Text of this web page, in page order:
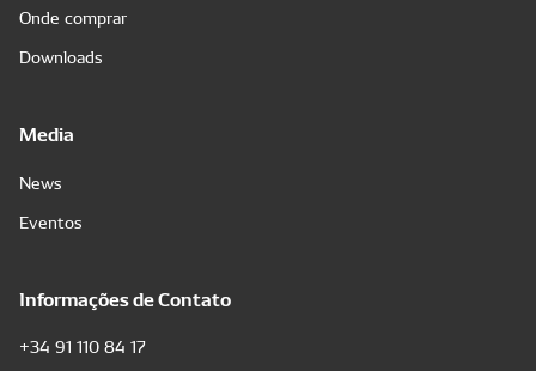
Onde comprar
Downloads
Media
News
Eventos
Informações de Contato
+34 91 110 84 17